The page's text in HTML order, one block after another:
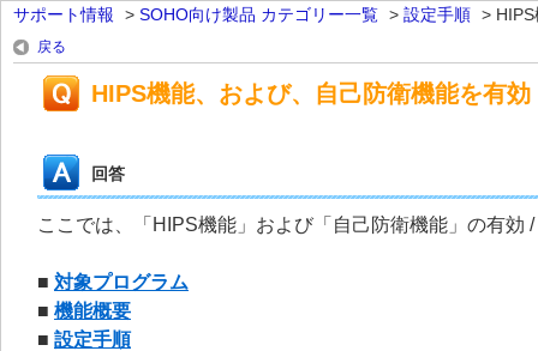
サポート情報 > SOHO向け製品 カテゴリー一覧 > 設定手順 >
戻る
HIPS機能、および、自己防衛機能を有
回答
ここでは、「HIPS機能」および「自己防衛機能」の有効
■ 対象プログラム
■ 機能概要
■ 設定手順